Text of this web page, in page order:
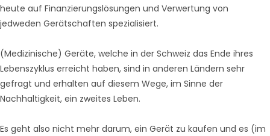
heute auf Finanzierungslösungen und Verwertung von
jedweden Gerätschaften spezialisiert.
(Medizinische) Geräte, welche in der Schweiz das Ende ihres
Lebenszyklus erreicht haben, sind in anderen Ländern sehr
gefragt und erhalten auf diesem Wege, im Sinne der
Nachhaltigkeit, ein zweites Leben.
Es geht also nicht mehr darum, ein Gerät zu kaufen und es (im